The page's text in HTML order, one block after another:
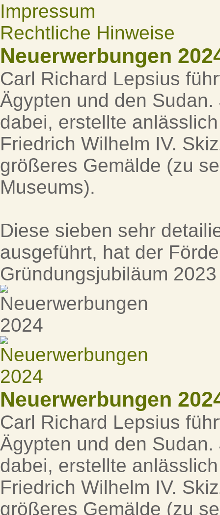
Impressum
Rechtliche Hinweise
Neuerwerbungen
Carl Richard Lepsius
Ägypten und den
dabei, erstellte
Friedrich Wilhelm IV.
größeres Gemälde (zu
Museums).
Diese sieben sehr
ausgeführt, hat der
Gründungsjubiläum
Neuerwerbungen
Carl Richard Lepsius
Ägypten und den
dabei, erstellte
Friedrich Wilhelm IV.
größeres Gemälde (zu